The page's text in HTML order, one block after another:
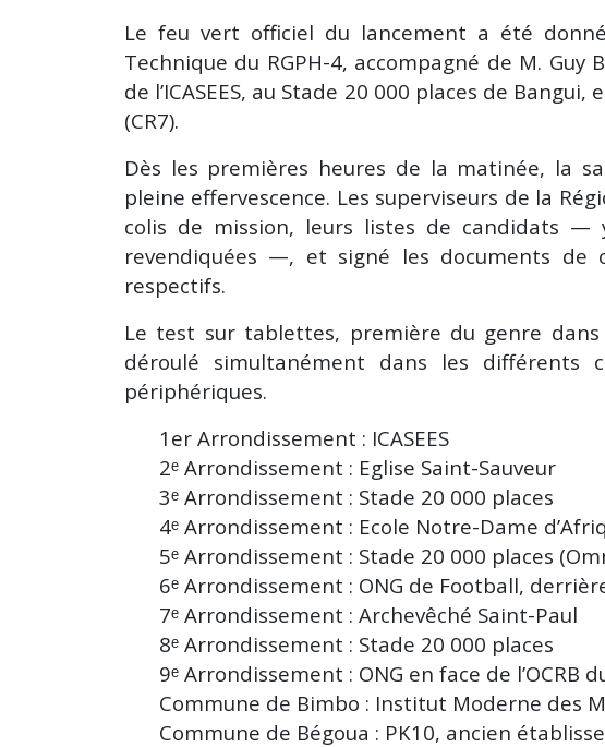
Le feu vert officiel du lancement a été
Technique du RGPH-4, accompagné de M. Guy
de l’ICASEES, au Stade 20 000 places de
(CR7).
Dès les premières heures de la matinée, la
pleine effervescence. Les superviseurs de la
colis de mission, leurs listes de candidats —
revendiquées —, et signé les documents de
respectifs.
Le test sur tablettes, première du genre dans
déroulé simultanément dans les différents
périphériques.
1er Arrondissement : ICASEES
2ᵉ Arrondissement : Eglise Saint-Sauveur
3ᵉ Arrondissement : Stade 20 000 places
4ᵉ Arrondissement : Ecole Notre-Dame
5ᵉ Arrondissement : Stade 20 000 places
6ᵉ Arrondissement : ONG de Football,
7ᵉ Arrondissement : Archevêché Saint-Paul
8ᵉ Arrondissement : Stade 20 000 places
9ᵉ Arrondissement : ONG en face de l’OCRB
Commune de Bimbo : Institut Moderne des
Commune de Bégoua : PK10, ancien